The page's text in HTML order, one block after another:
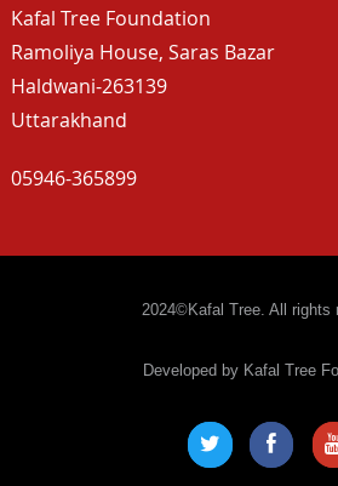
Kafal Tree Foundation
Ramoliya House, Saras Bazar
Haldwani-263139
Uttarakhand
05946-365899
2024©Kafal Tree. All rights
Developed by Kafal Tree